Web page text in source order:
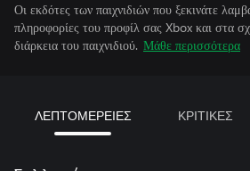
Οι εκδότες των παιχνιδιών που ξεκινάτε
πληροφορίες του προφίλ σας Xbox και στα
διάρκεια του παιχνιδιού. Μάθε περισσότερα
ΛΕΠΤΟΜΕΡΕΙΕΣ ΚΡΙΤΙΚΕΣ